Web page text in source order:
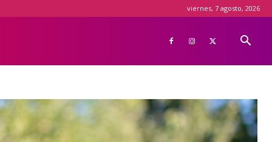
viernes, 7 agosto, 2026